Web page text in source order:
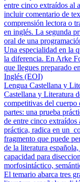
entre cinco extraídos al
incluir comentario de
comprensión lectora o
en inglés. La segunda
oral de una
Una especialidad en la
la diferencia. En Arke
que llegues preparado
Inglés (EOI)
Lengua Castellana y
Castellana y Literatura
competitivas del cuerpo
partes: una prueba
de entre cinco
práctica, radica en un
fragmento que puede
de la literatura
capacidad para
morfosintáctico,
El temario abarca tres